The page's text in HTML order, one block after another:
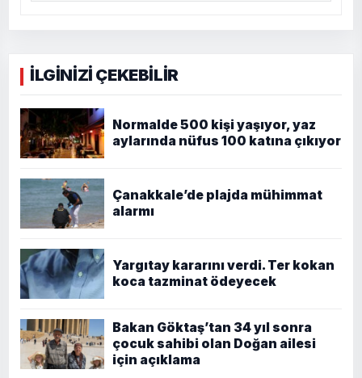
İLGİNİZİ ÇEKEBİLİR
Normalde 500 kişi yaşıyor, yaz
aylarında nüfus 100 katına çıkıyor
Çanakkale’de plajda mühimmat
alarmı
Yargıtay kararını verdi. Ter kokan
koca tazminat ödeyecek
Bakan Göktaş’tan 34 yıl sonra
çocuk sahibi olan Doğan ailesi
için açıklama